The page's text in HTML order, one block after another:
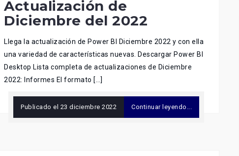
Actualización de
Diciembre del 2022
Llega la actualización de Power BI Diciembre 2022 y con ella
una variedad de características nuevas. Descargar Power BI
Desktop Lista completa de actualizaciones de Diciembre
2022: Informes El formato […]
Publicado el 23 diciembre 2022 Continuar leyendo...